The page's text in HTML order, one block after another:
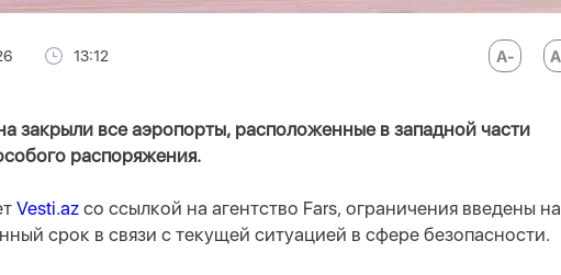
13:12
закрыли все аэропорты, расположенные в западной части
распоряжения.
Vesti.az со ссылкой на агентство Fars, ограничения введены на
срок в связи с текущей ситуацией в сфере безопасности.